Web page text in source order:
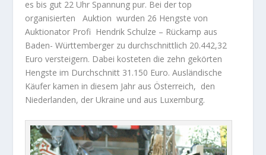
es bis gut 22 Uhr Spannung pur. Bei der top
organisierten
Auktion wurden 26 Hengstevon
Auktionator Profi Hendrik Schulze – Rückamp aus
Baden- Württemberger zu durchschnittlich 20.442,32
Euro versteigern. Dabei kosteten die zehn gekörten
Hengste im Durchschnitt 31.150 Euro. Ausländische
Käufer kamen in diesem Jahr aus Österreich, den
Niederlanden, der Ukraine und aus Luxemburg.